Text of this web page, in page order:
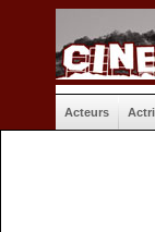
Acteurs